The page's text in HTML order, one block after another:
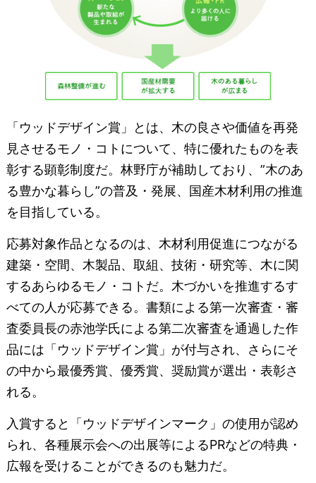
「ウッドデザイン賞」とは、木の良さや価値を再発
見させるモノ・コトについて、特に優れたものを表
彰する顕彰制度だ。林野庁が補助しており、”木のあ
る豊かな暮らし”の普及・発展、国産木材利用の推進
を目指している。
応募対象作品となるのは、木材利用促進につながる
建築・空間、木製品、取組、技術・研究等、木に関
するあらゆるモノ・コトだ。木づかいを推進するす
べての人が応募できる。書類による第一次審査・審
査委員長の赤池学氏による第二次審査を通過した作
品には「ウッドデザイン賞」が付与され、さらにそ
の中から最優秀賞、優秀賞、奨励賞が選出・表彰さ
れる。
入賞すると「ウッドデザインマーク」の使用が認め
られ、各種展示会への出展等によるPRなどの特典・
広報を受けることができるのも魅力だ。